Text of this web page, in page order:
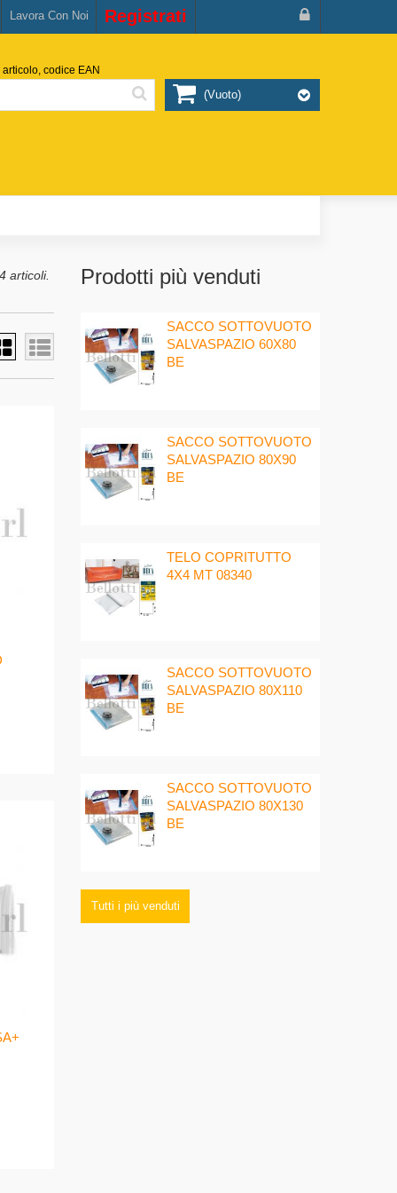
Lavora Con Noi Registrati
codice EAN
(vuoto)
articoli. Prodotti più venduti
SACCO SOTTOVUOTO
SALVASPAZIO 60X80
BE
SACCO SOTTOVUOTO
SALVASPAZIO 80X90
BE
TELO COPRITUTTO
4X4 MT 08340
SACCO SOTTOVUOTO
SALVASPAZIO 80X110
BE
SACCO SOTTOVUOTO
SALVASPAZIO 80X130
BE
Tutti i più venduti